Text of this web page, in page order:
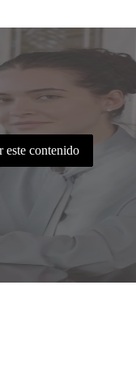
este contenido